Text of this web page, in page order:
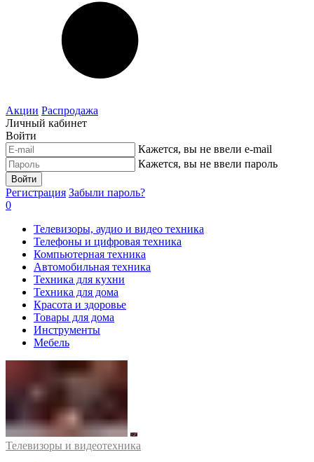
Акции Распродажа
Личный кабинет
Войти
Кажется, вы не ввели e-mail
Кажется, вы не ввели пароль
Войти
Регистрация Забыли пароль?
0
Телевизоры, аудио и видео техника
Телефоны и цифровая техника
Компьютерная техника
Автомобильная техника
Техника для кухни
Техника для дома
Красота и здоровье
Товары для дома
Инструменты
Мебель
Телевизоры и видеотехника